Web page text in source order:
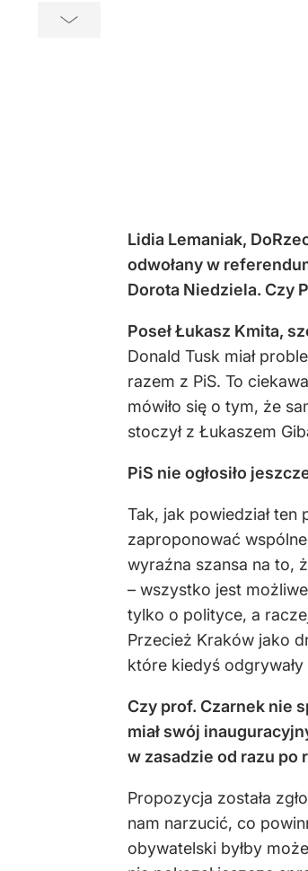
Lidia Lemaniak,
odwołany w
Dorota Niedziela. Czy
Poseł Łukasz Kmita,
Donald Tusk miał
razem z PiS. To
mówiło się o tym, że
stoczył z Łukaszem
PiS nie ogłosiło
Tak, jak powiedział
zaproponować
wyraźna szansa na to,
– wszystko jest
tylko o polityce, a
Przecież Kraków jako
które kiedyś
Czy prof. Czarnek nie
miał swój
w zasadzie od razu po
Propozycja została
nam narzucić, co
obywatelski byłby